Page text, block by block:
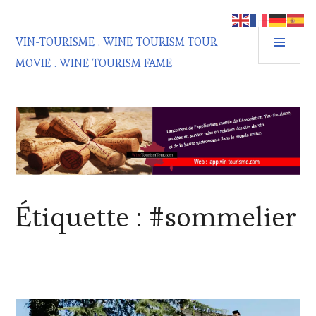
contenu
principal
VIN-TOURISME . WINE TOURISM TOUR
MOVIE . WINE TOURISM FAME
Étiquette : #sommelier
CHALLENGE